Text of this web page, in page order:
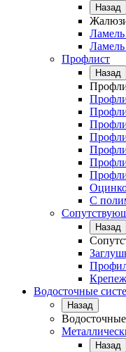
Назад
Профлист
Назад
С
Назад
Крепеж
Водосточные
Назад
Назад